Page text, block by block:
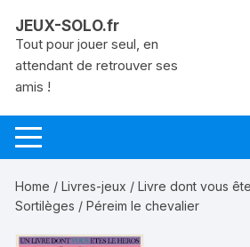
contenu
JEUX-SOLO.fr
Tout pour jouer seul, en
attendant de retrouver ses
amis !
Home /Livres-jeux /Livre dont vous
Sortilèges / Péreim le chevalier